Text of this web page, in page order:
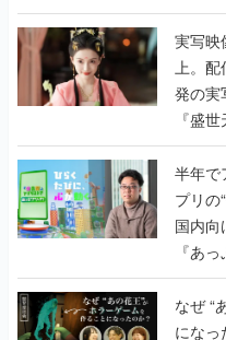
『
んだレ
実写映
上。
発の実
『盛
うこだ
半年で
プリの
国内向
『あ
てみた
なぜ “
になったのか？ 敵